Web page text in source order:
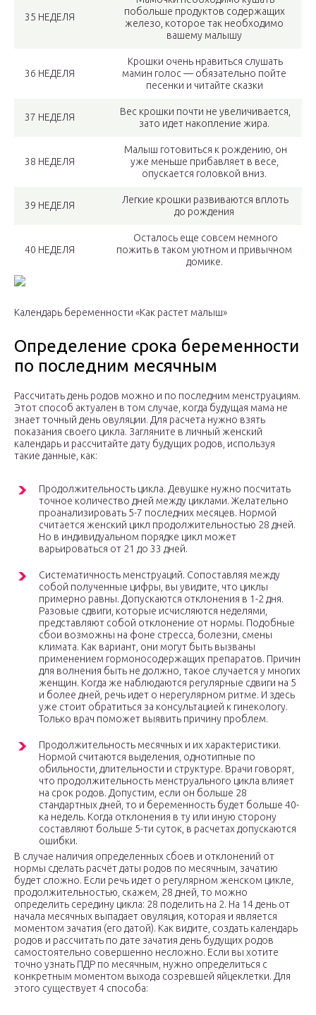
35 НЕДЕЛЯ
побольше продуктов содержащих
железо, которое так необходимо
вашему малышу
36 НЕДЕЛЯ
Крошки очень нравиться слушать
мамин голос — обязательно пойте
песенки и читайте сказки
37 НЕДЕЛЯ
Вес крошки почти не увеличивается,
зато идет накопление жира.
38 НЕДЕЛЯ
Малыш готовиться к рождению, он
уже меньше прибавляет в весе,
опускается головкой вниз.
39 НЕДЕЛЯ
Легкие крошки развиваются вплоть
до рождения
40 НЕДЕЛЯ
Осталось еще совсем немного
пожить в таком уютном и привычном
домике.
Календарь беременности «Как растет малыш»
Определение срока беременности
по последним месячным
Рассчитать день родов можно и по последним менструациям.
Этот способ актуален в том случае, когда будущая мама не
знает точный день овуляции. Для расчета нужно взять
показания своего цикла. Загляните в личный женский
календарь и рассчитайте дату будущих родов, используя
такие данные, как:
Продолжительность цикла. Девушке нужно посчитать
точное количество дней между циклами. Желательно
проанализировать 5-7 последних месяцев. Нормой
считается женский цикл продолжительностью 28 дней.
Но в индивидуальном порядке цикл может
варьироваться от 21 до 33 дней.
Систематичность менструаций. Сопоставляя между
собой полученные цифры, вы увидите, что циклы
примерно равны. Допускаются отклонения в 1-2 дня.
Разовые сдвиги, которые исчисляются неделями,
представляют собой отклонение от нормы. Подобные
сбои возможны на фоне стресса, болезни, смены
климата. Как вариант, они могут быть вызваны
применением гормоносодержащих препаратов. Причин
для волнения быть не должно, такое случается у многих
женщин. Когда же наблюдаются регулярные сдвиги на 5
и более дней, речь идет о нерегулярном ритме. И здесь
уже стоит обратиться за консультацией к гинекологу.
Только врач поможет выявить причину проблем.
Продолжительность месячных и их характеристики.
Нормой считаются выделения, однотипные по
обильности, длительности и структуре. Врачи говорят,
что продолжительность менструального цикла влияет
на срок родов. Допустим, если он больше 28
стандартных дней, то и беременность будет больше 40-
ка недель. Когда отклонения в ту или иную сторону
составляют больше 5-ти суток, в расчетах допускаются
ошибки.
В случае наличия определенных сбоев и отклонений от
нормы сделать расчёт даты родов по месячным, зачатию
будет сложно. Если речь идет о регулярном женском цикле,
продолжительностью, скажем, 28 дней, то можно
определить середину цикла: 28 поделить на 2. На 14 день от
начала месячных выпадает овуляция, которая и является
моментом зачатия (его датой). Как видите, создать календарь
родов и рассчитать по дате зачатия день будущих родов
самостоятельно совершенно несложно. Если вы хотите
точно узнать ПДР по месячным, нужно определиться с
конкретным моментом выхода созревшей яйцеклетки. Для
этого существует 4 способа: